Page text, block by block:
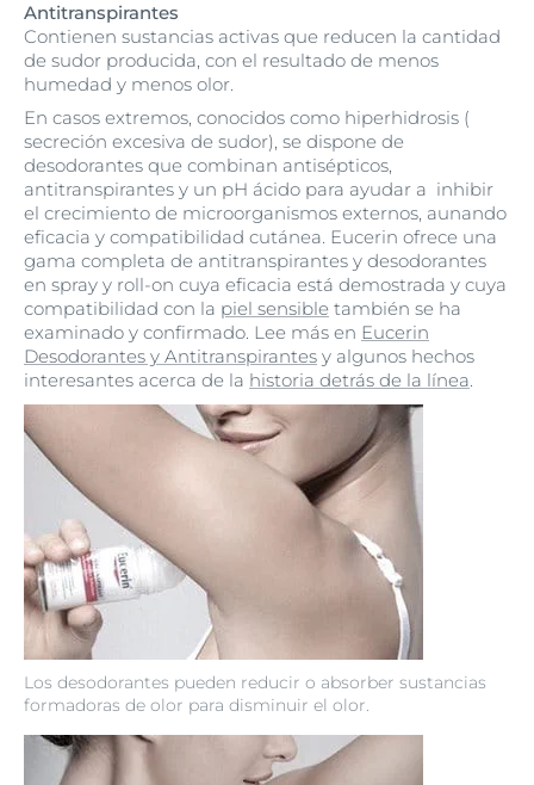
Los desodorantes pueden reducir o absorber sustancias
formadoras de olor para disminuir el olor.
Antitranspirantes
Contienen sustancias activas que reducen la cantidad
de sudor producida, con el resultado de menos
humedad y menos olor.
En casos extremos, conocidos como hiperhidrosis (
secreción excesiva de sudor), se dispone de
desodorantes que combinan antisépticos,
antitranspirantes y un pH ácido para ayudar a inhibir
el crecimiento de microorganismos externos, aunando
eficacia y compatibilidad cutánea. Eucerin ofrece una
gama completa de antitranspirantes y desodorantes
en spray y roll-on cuya eficacia está demostrada y cuya
compatibilidad con la piel sensible también se ha
examinado y confirmado. Lee más en Eucerin
Desodorantes y Antitranspirantes y algunos hechos
interesantes acerca de la historia detrás de la línea.